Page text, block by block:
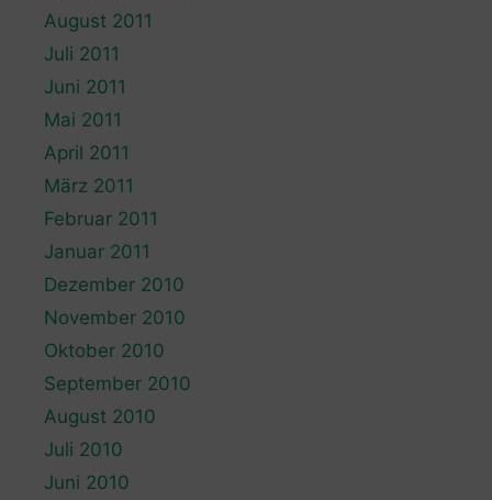
August 2011
Juli 2011
Juni 2011
Mai 2011
April 2011
März 2011
Februar 2011
Januar 2011
Dezember 2010
November 2010
Oktober 2010
September 2010
August 2010
Juli 2010
Juni 2010